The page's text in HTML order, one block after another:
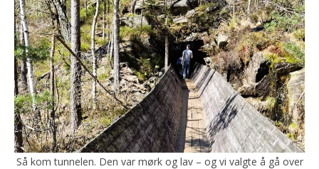
Så kom tunnelen. Den var mørk og lav – og vi valgte å gå over